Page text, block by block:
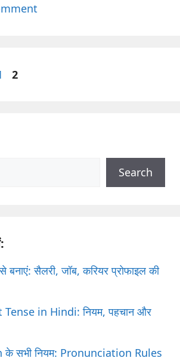
Page
2
Search
बनाएं: सैलरी, जॉब, करियर प्रोफाइल की
in Hindi: नियम, पहचान और
सभी नियम: Pronunciation Rules